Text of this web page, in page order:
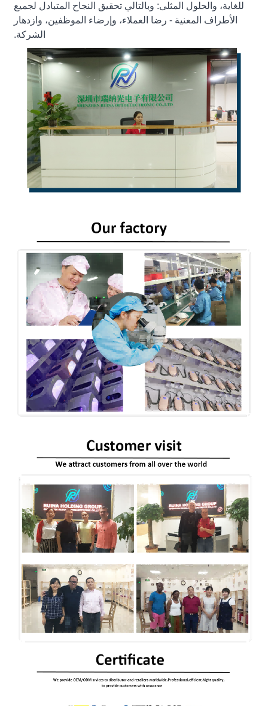
للغاية، والحلول المثلى: وبالتالي تحقيق النجاح المتبادل لجميع
الأطراف المعنية - رضا العملاء، وإرضاء الموظفين، وازدهار
الشركة.